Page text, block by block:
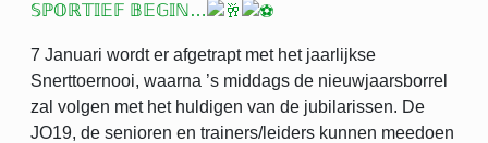
𝕊ℙ𝕆ℝ𝕋𝕀𝔼𝔽 𝔹𝔼𝔾𝕀ℕ…
7 Januari wordt er afgetrapt met het jaarlijkse
Snerttoernooi, waarna ’s middags de nieuwjaarsborrel
zal volgen met het huldigen van de jubilarissen. De
JO19, de senioren en trainers/leiders kunnen meedoen